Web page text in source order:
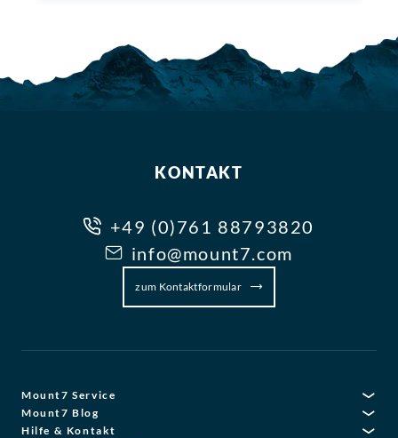
KONTAKT
+49 (0)761 88793820
info@mount7.com
zum Kontaktformular
Mount7 Service
Mount7 Blog
Hilfe & Kontakt